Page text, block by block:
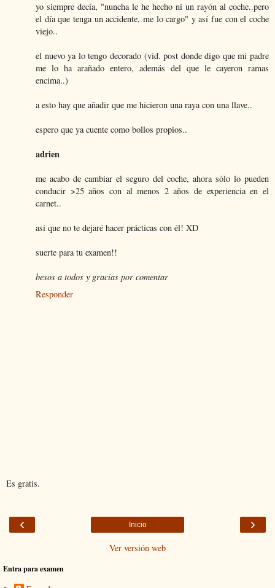
yo siempre decía, "nuncha le he hecho ni un rayón al coche..pero
el día que tenga un accidente, me lo cargo" y así fue con el coche
viejo..
el nuevo ya lo tengo decorado (vid. post donde digo que mi padre
me lo ha arañado entero, además del que le cayeron ramas
encima..)
a esto hay que añadir que me hicieron una raya con una llave..
espero que ya cuente como bollos propios..
adrien
me acabo de cambiar el seguro del coche, ahora sólo lo pueden
conducir >25 años con al menos 2 años de experiencia en el
carnet..
así que no te dejaré hacer prácticas con él! XD
suerte para tu examen!!
besos a todos y gracias por comentar
Responder
Es gratis.
‹ ›
Inicio
Ver versión web
Entra para examen